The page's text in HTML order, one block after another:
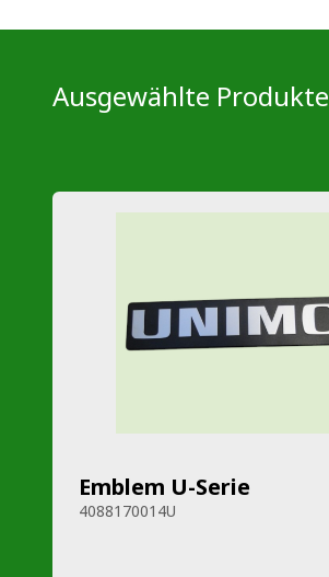
Ausgewählte Produkte
Emblem U-Serie
4088170014U